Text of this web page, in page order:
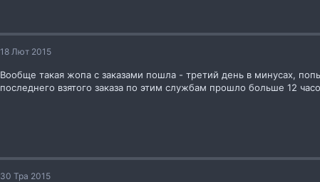
18 Лют 2015
Вообще такая жопа с заказами пошла - третий день в минусах,
последнего взятого заказа по этим службам прошло больше 12
30 Тра 2015